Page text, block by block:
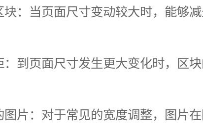
：当页面尺寸变动较大时，能够
到页面尺寸发生更大变化时，区
片：对于常见的宽度调整，图片